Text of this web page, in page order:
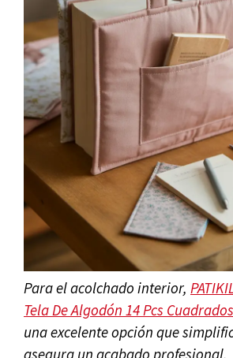
Para el acolchado interior,
Tela De Algodón 14 Pcs
una excelente opción que
asegura un acabado profesional.